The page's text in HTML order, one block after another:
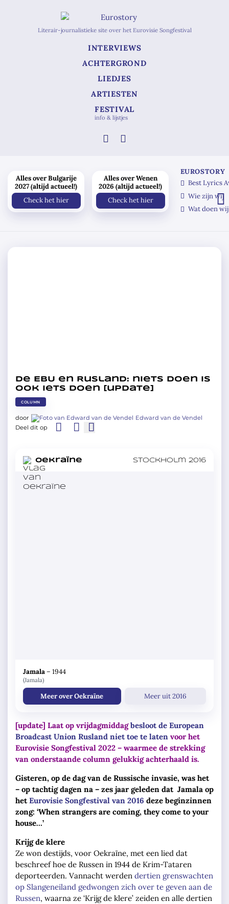
Literair-journalistieke site over het Eurovisie Songfestival
INTERVIEWS
ACHTERGROND
LIEDJES
ARTIESTEN
FESTIVAL
info & lijstjes
De EBU en Rusland: niets doen is
ook iets doen [update]
COLUMN
door
Edward van de Vendel
Deel dit op
Oekraïne
in Stockholm 2016
Jamala – 1944
(Jamala)
Meer over Oekraïne Meer uit 2016
[update] Laat op vrijdagmiddagbesloot de European
Broadcast Union Rusland niet toe te laten voor het
Eurovisie Songfestival 2022 – waarmee de strekking
van onderstaande column gelukkig achterhaald is.
Gisteren, op de dag van de Russische invasie, was het
– op tachtig dagen na – zes jaar geleden dat Jamala op
hetEurovisie Songfestival van 2016 deze beginzinnen
zong: ‘When strangers are coming, they come to your
house…’
Krijg de klere
Ze won destijds, voor Oekraïne, met een lied dat
beschreef hoe de Russen in 1944 de Krim-Tataren
deporteerden. Vannacht werden dertien grenswachten
op Slangeneiland gedwongen zich over te geven aan de
Russen, waarna ze ‘Krijg de klere’ zeiden en alle dertien
Alles over Bulgarije
2027 (altijd actueel!)
Check het hier
Alles over Wenen
2026 (altijd actueel!)
Check het hier
EUROSTORY
Best Lyrics
Wie zijn wij
Wat doen wij